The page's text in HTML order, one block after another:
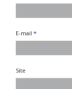
E-mail *
Site